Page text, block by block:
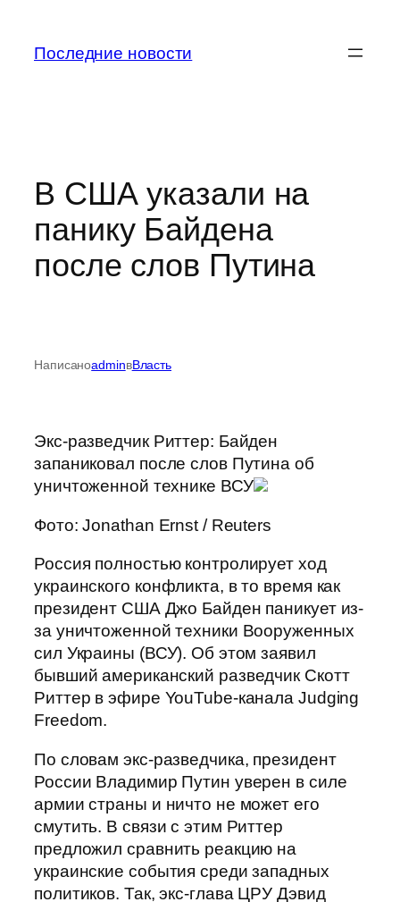
содержимому
Последние новости
В США указали на
панику Байдена
после слов Путина
НаписаноadminвВласть
Экс-разведчик Риттер: Байден
запаниковал после слов Путина об
уничтоженной технике ВСУ
Фото: Jonathan Ernst / Reuters
Россия полностью контролирует ход
украинского конфликта, в то время как
президент США Джо Байден паникует из-
за уничтоженной техники Вооруженных
сил Украины (ВСУ). Об этом заявил
бывший американский разведчик Скотт
Риттер в эфире YouTube-канала Judging
Freedom.
По словам экс-разведчика, президент
России Владимир Путин уверен в силе
армии страны и ничто не может его
смутить. В связи с этим Риттер
предложил сравнить реакцию на
украинские события среди западных
политиков. Так, экс-глава ЦРУ Дэвид